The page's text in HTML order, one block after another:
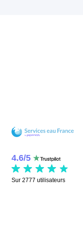
4.6/5
Sur 2777 utilisateurs